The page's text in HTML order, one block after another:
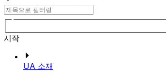
시작
UA 소재